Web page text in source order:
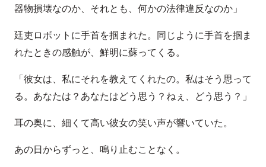
器物損壊なのか、それとも、何かの法律違反なのか」
廷吏ロボットに手首を掴まれた。同じように手首を掴ま
れたときの感触が、鮮明に蘇ってくる。
「彼女は、私にそれを教えてくれたの。私はそう思って
る。あなたは？あなたはどう思う？ねぇ、どう思う？」
耳の奥に、細くて高い彼女の笑い声が響いていた。
あの日からずっと、鳴り止むことなく。